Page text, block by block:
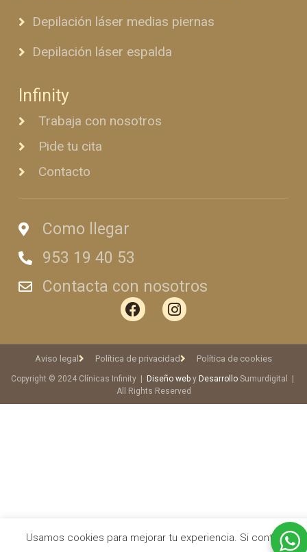
Como llegar
953 19 40 53
Contacta con nosotros
Depilación láser medias piernas
Depilación láser espalda
Infinity
Trabaja con nosotros
Pide tu cita
Contacto
Copyright © 2024 Clínicas Infinity | Diseño web y Desarrollo Sumurdigital |
All Rights Reserved
Aviso legal Política de privacidad Política de cookies
Usamos cookies para mejorar tu experiencia. Si continuas